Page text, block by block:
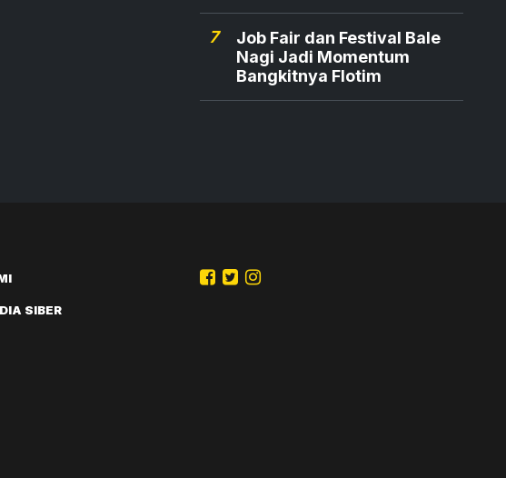
7
Job Fair dan Festival Bale
Nagi Jadi Momentum
Bangkitnya Flotim
SIBER